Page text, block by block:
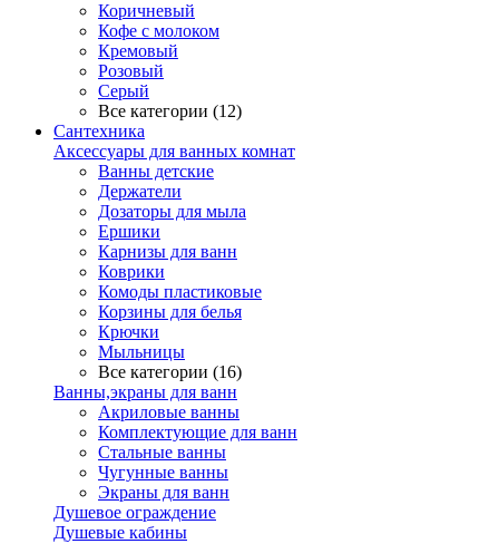
Коричневый
Кофе с молоком
Кремовый
Розовый
Серый
Все категории (12)
Сантехника
Аксессуары для ванных комнат
Ванны детские
Держатели
Дозаторы для мыла
Ершики
Карнизы для ванн
Коврики
Комоды пластиковые
Корзины для белья
Крючки
Мыльницы
Все категории (16)
Ванны,экраны для ванн
Акриловые ванны
Комплектующие для ванн
Стальные ванны
Чугунные ванны
Экраны для ванн
Душевое ограждение
Душевые кабины